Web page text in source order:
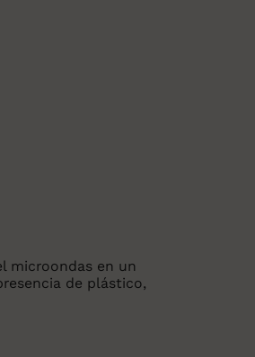
microondas en un
de plástico,